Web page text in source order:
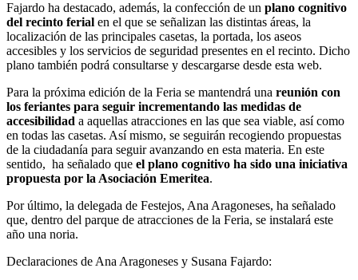
Fajardo ha destacado, además, la confección de un plano cognitivo
del recinto ferial en el que se señalizan las distintas áreas, la
localización de las principales casetas, la portada, los aseos
accesibles y los servicios de seguridad presentes en el recinto. Dicho
plano también podrá consultarse y descargarse desde esta web.
Para la próxima edición de la Feria se mantendrá una reunión con
los feriantes para seguir incrementando las medidas de
accesibilidad a aquellas atracciones en las que sea viable, así como
en todas las casetas. Así mismo, se seguirán recogiendo propuestas
de la ciudadanía para seguir avanzando en esta materia. En este
sentido, ha señalado que el plano cognitivo ha sido una iniciativa
propuesta por la Asociación Emeritea.
Por último, la delegada de Festejos, Ana Aragoneses, ha señalado
que, dentro del parque de atracciones de la Feria, se instalará este
año una noria.
Declaraciones de Ana Aragoneses y Susana Fajardo: